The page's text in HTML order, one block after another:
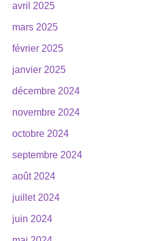
avril 2025
mars 2025
février 2025
janvier 2025
décembre 2024
novembre 2024
octobre 2024
septembre 2024
août 2024
juillet 2024
juin 2024